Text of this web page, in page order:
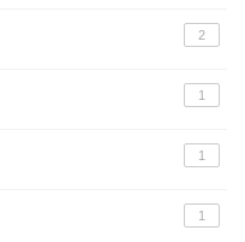
2
1
1
1